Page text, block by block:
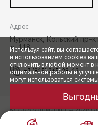
СПЕЦПРЕДЛОЖЕНИЯ
ЗАПИСЬ НА ТЕСТ-
Адрес:
Мурманск, Кольский пр-
д. 118
+7 (815) 265-28-12
© 2026 Автомаркет © 2026
ПРАВОВАЯ ИНФОРМАЦИЯ
Используя сайт, вы
и использованием cookies
отключить в любой момент в
оптимальной работы и
могут использоваться
с применением указанных